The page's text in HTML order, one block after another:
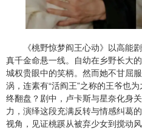
《桃野惊梦阎王心动》以高能
真千金命悬一线。自幼在乡野长大
城权贵眼中的笑柄。然而她不甘屈
涡，连素有“活阎王”之称的王爷也
终翻盘？剧中，卢卡斯与星奈化身
力，演绎这段充满反转与情感纠葛
视角，见证桃蹊从被弃少女到搅动风